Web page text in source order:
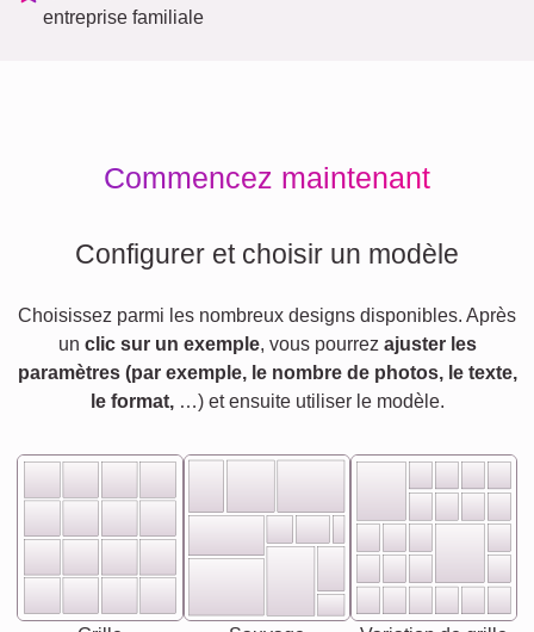
entreprise familiale
Commencez maintenant
Configurer et choisir un modèle
Choisissez parmi les nombreux designs disponibles. Après
un clic sur un exemple, vous pourrez ajuster les
paramètres (par exemple, le nombre de photos, le texte,
le format,…) et ensuite utiliser le modèle.